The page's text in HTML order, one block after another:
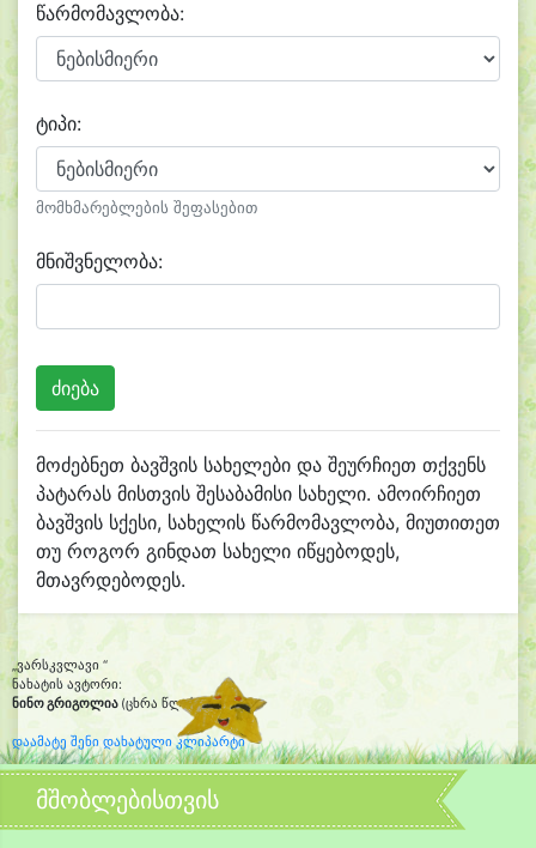
წარმომავლობა:
ტიპი:
მომხმარებლების შეფასებით
მნიშვნელობა:
მოძებნეთ ბავშვის სახელები და შეურჩიეთ თქვენს
პატარას მისთვის შესაბამისი სახელი. ამოირჩიეთ
ბავშვის სქესი, სახელის წარმომავლობა, მიუთითეთ
თუ როგორ გინდათ სახელი იწყებოდეს,
მთავრდებოდეს.
„ვარსკვლავი “
ნახატის ავტორი:
ნინო გრიგოლია (ცხრა წლის)
დაამატე შენი დახატული კლიპარტი
მშობლებისთვის